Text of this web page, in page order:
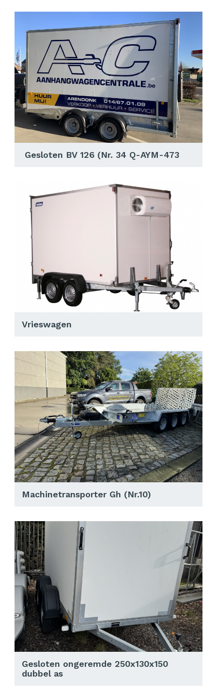
Gesloten BV 126 (Nr. 34 Q-AYM-473
Vrieswagen
Machinetransporter Gh (Nr.10)
Gesloten ongeremde 250x130x150
dubbel as